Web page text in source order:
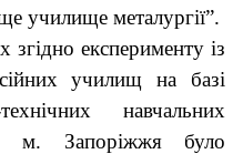
училище металургії”.
експерименту із
училищ на базі
навчальних
Запоріжжя було